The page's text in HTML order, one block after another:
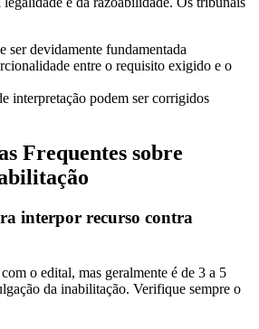
ser devidamente fundamentada
entre o requisito exigido e o
interpretação podem ser corrigidos
Frequentes sobre
interpor recurso contra
o edital, mas geralmente é de 3 a 5
da inabilitação. Verifique sempre o